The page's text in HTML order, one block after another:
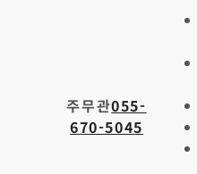
주무관055-
670-5045